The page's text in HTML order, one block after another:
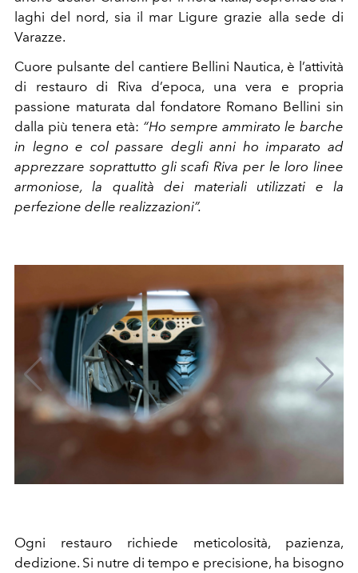
laghi del nord, sia il mar Ligure grazie alla sede di
Varazze.
Cuore pulsante del cantiere Bellini Nautica, è l’attività
di restauro di Riva d’epoca, una vera e propria
passione maturata dal fondatore Romano Bellini sin
dalla più tenera età: “Ho sempre ammirato le barche
in legno e col passare degli anni ho imparato ad
apprezzare soprattutto gli scafi Riva per le loro linee
armoniose, la qualità dei materiali utilizzati e la
perfezione delle realizzazioni”.
Ogni restauro richiede meticolosità, pazienza,
dedizione. Si nutre di tempo e precisione, ha bisogno